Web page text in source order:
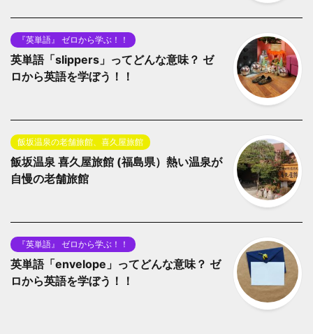
『英単語』 ゼロから学ぶ！！
英単語「slippers」ってどんな意味？ ゼ
ロから英語を学ぼう！！
飯坂温泉の老舗旅館、喜久屋旅館
飯坂温泉 喜久屋旅館 (福島県）熱い温泉が
自慢の老舗旅館
『英単語』 ゼロから学ぶ！！
英単語「envelope」ってどんな意味？ ゼ
ロから英語を学ぼう！！